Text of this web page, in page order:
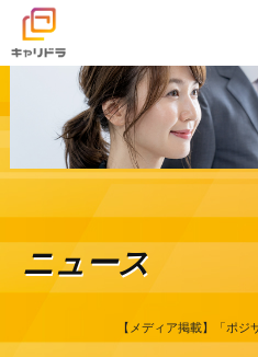
ニュース
【メディア掲載】「ポジ
キャリドラについて
コース・カリキュラム
受講生の声